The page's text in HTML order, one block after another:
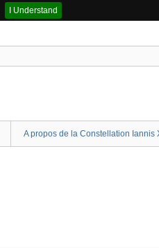
I Understand
A propos de la Constellation Iannis